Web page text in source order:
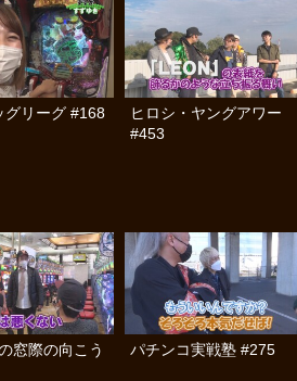
グリーグ #168
ヒロシ・ヤングアワー
#453
窓際の向こう
パチンコ実戦塾 #275